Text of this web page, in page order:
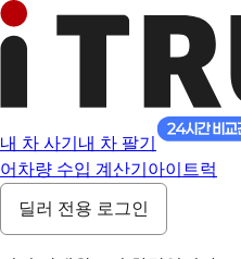
내 차 사기 내 차 팔기
어 차량 수입 계산기 아이트럭
딜러 전용 로그인